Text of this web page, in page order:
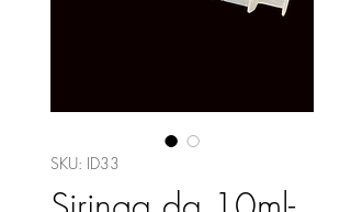
SKU: ID33